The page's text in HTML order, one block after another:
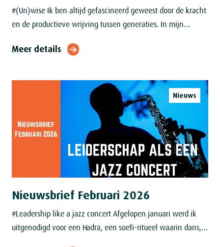
#(Un)wise Ik ben altijd gefascineerd geweest door de kracht
en de productieve wrijving tussen generaties. In mijn
dan mijn toenmalige
Meer details
Nieuws
Nieuwsbrief Februari 2026
#Leadership like a jazz concert Afgelopen januari werd ik
uitgenodigd voor een Hadra, een soefi‑ritueel waarin dans,